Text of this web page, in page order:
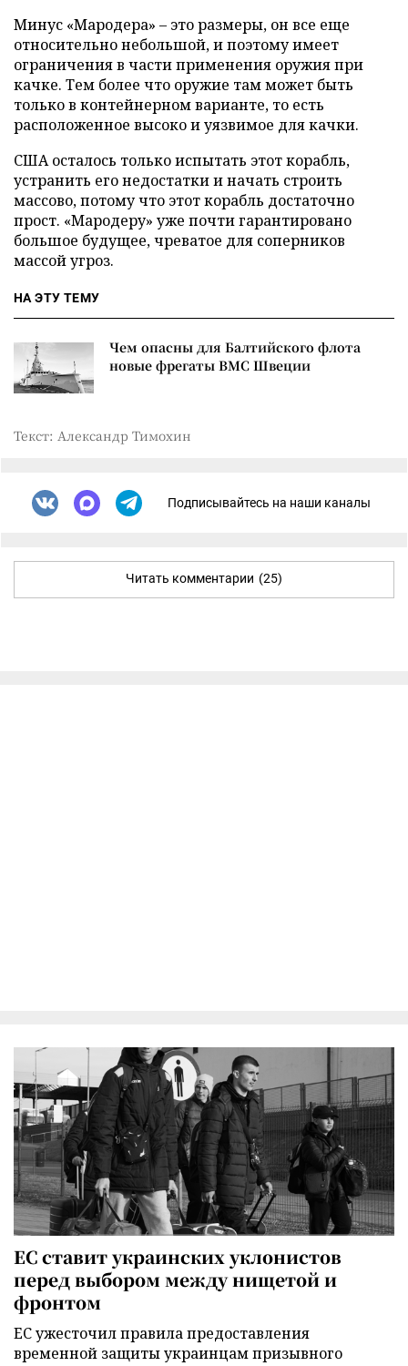
Минус «Мародера» – это размеры, он все еще
относительно небольшой, и поэтому имеет
ограничения в части применения оружия при
качке. Тем более что оружие там может быть
только в контейнерном варианте, то есть
расположенное высоко и уязвимое для качки.
США осталось только испытать этот корабль,
устранить его недостатки и начать строить
массово, потому что этот корабль достаточно
прост. «Мародеру» уже почти гарантировано
большое будущее, чреватое для соперников
массой угроз.
НА ЭТУ ТЕМУ
Чем опасны для Балтийского флота
новые фрегаты ВМС Швеции
Текст: Александр Тимохин
Подписывайтесь на наши каналы
Читать комментарии (25)
ЕС ставит украинских уклонистов
перед выбором между нищетой и
фронтом
ЕС ужесточил правила предоставления
временной защиты украинцам призывного